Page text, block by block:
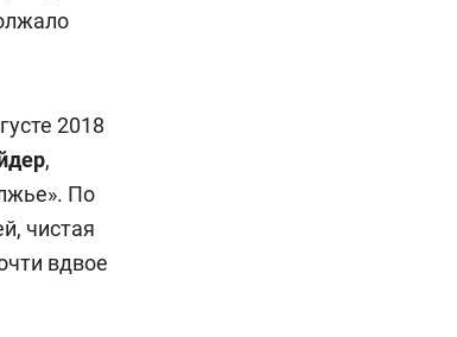
2018
,
По
чистая
вдвое